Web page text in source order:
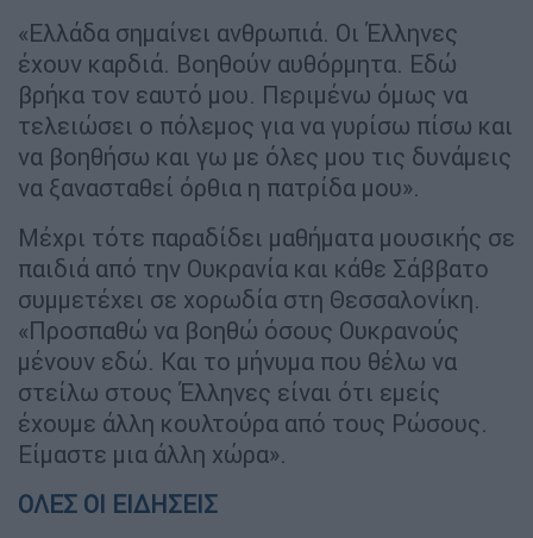
«Ελλάδα σημαίνει ανθρωπιά. Οι Έλληνες
έχουν καρδιά. Βοηθούν αυθόρμητα. Εδώ
βρήκα τον εαυτό μου. Περιμένω όμως να
τελειώσει ο πόλεμος για να γυρίσω πίσω και
να βοηθήσω και γω με όλες μου τις δυνάμεις
να ξανασταθεί όρθια η πατρίδα μου».
Μέχρι τότε παραδίδει μαθήματα μουσικής σε
παιδιά από την Ουκρανία και κάθε Σάββατο
συμμετέχει σε χορωδία στη Θεσσαλονίκη.
«Προσπαθώ να βοηθώ όσους Ουκρανούς
μένουν εδώ. Και το μήνυμα που θέλω να
στείλω στους Έλληνες είναι ότι εμείς
έχουμε άλλη κουλτούρα από τους Ρώσους.
Είμαστε μια άλλη χώρα».
ΟΛΕΣ ΟΙ ΕΙΔΗΣΕΙΣ